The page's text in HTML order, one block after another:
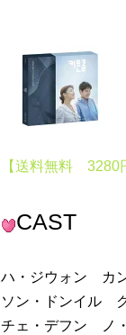
【送料無料 3280
CAST
ハ・ジウォン カ
ソン・ドンイル
チェ・デフン ノ